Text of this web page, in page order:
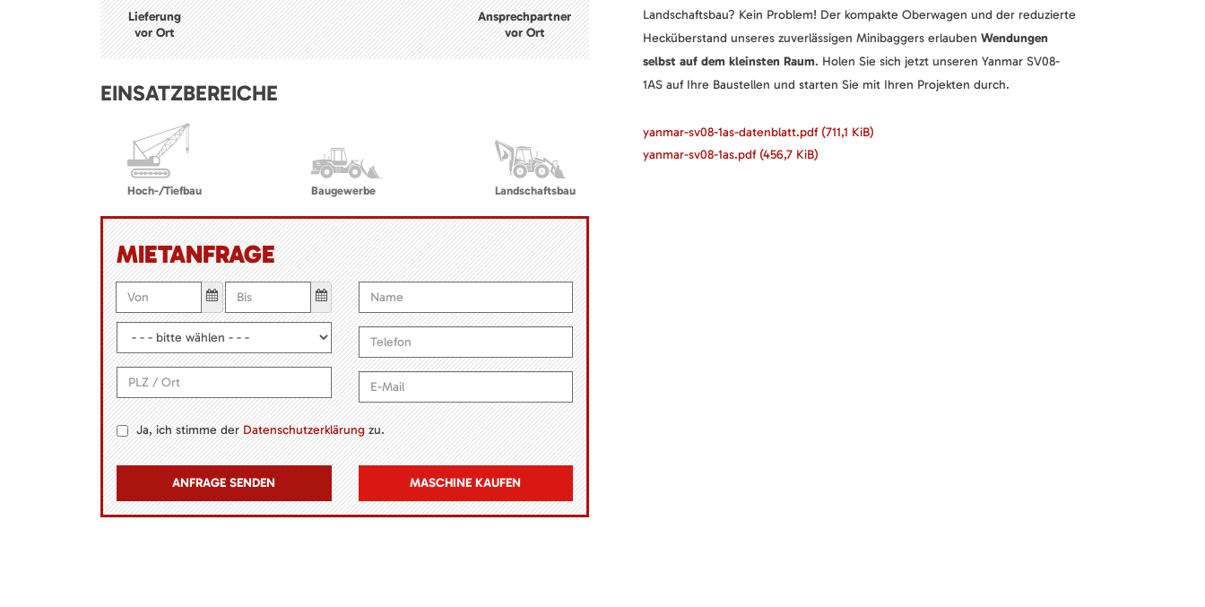
Lieferung
vor Ort
Ansprechpartner
vor Ort
EINSATZBEREICHE
Hoch-/Tiefbau Baugewerbe Landschaftsbau
MIETANFRAGE
Ja, ich stimme derDatenschutzerklärungzu.
MASCHINE KAUFEN
Landschaftsbau? Kein Problem! Der kompakte Oberwagen und der reduzierte
Hecküberstand unseres zuverlässigen Minibaggers erlauben Wendungen
selbst auf dem kleinsten Raum. Holen Sie sich jetzt unseren Yanmar SV08-
1AS auf Ihre Baustellen und starten Sie mit Ihren Projekten durch.
yanmar-sv08-1as-datenblatt.pdf (711,1 KiB)
yanmar-sv08-1as.pdf (456,7 KiB)